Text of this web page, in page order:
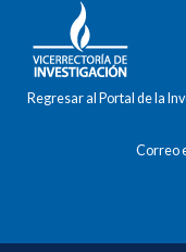
Regresar al Portal de la
Correo